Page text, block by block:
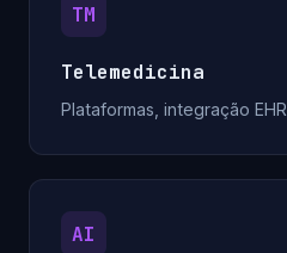
TM
Telemedicina
Plataformas, integração
AI